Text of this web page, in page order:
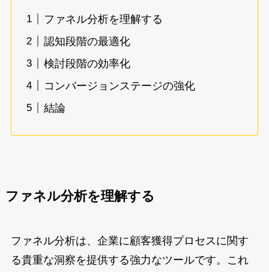
ファネル分析を理解する
認知段階の最適化
検討段階の効率化
コンバージョンステージの強化
結論
ファネル分析を理解する
ファネル分析は、企業に顧客獲得プロセスに関す
る貴重な洞察を提供する強力なツールです。これ